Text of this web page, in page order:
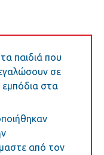
παιδιά που
σε
εμπόδια στα
από τον